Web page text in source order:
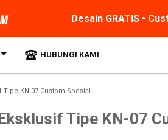
Desain GRATIS •
HUBUNGI KAMI
Tipe KN-07 Custom Spesial
Tipe KN-07